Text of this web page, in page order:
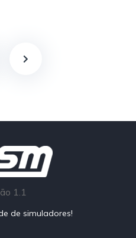
1.1
de simuladores!